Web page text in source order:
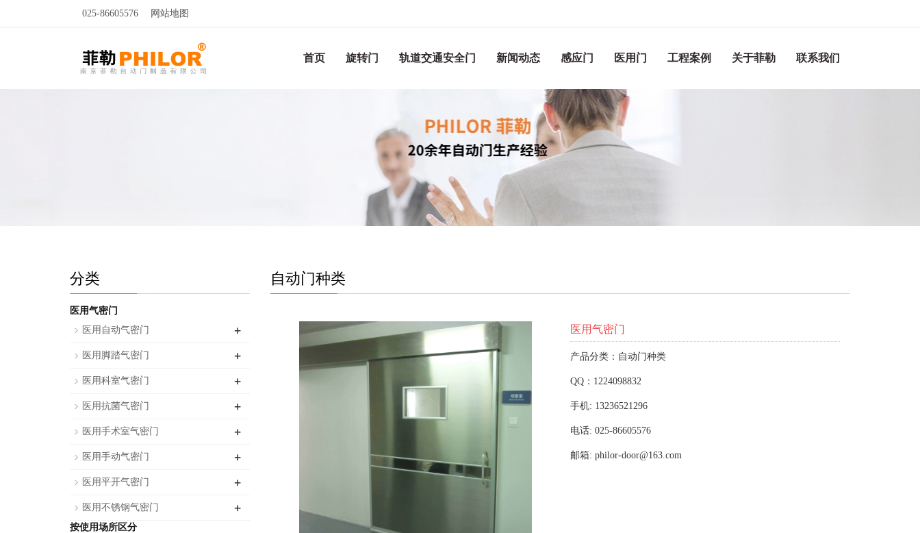
025-86605576 网站地图
首页 旋转门 轨道交通安全门 新闻动态 感应门 医用门 工程案例 关于菲勒 联系我们
自动门种类
医用气密门
产品分类：自动门种类
QQ：1224098832
手机: 13236521296
电话: 025-86605576
邮箱: philor-door@163.com
分类
医用气密门
医用自动气密门
+
医用脚踏气密门 +
医用科室气密门 +
医用抗菌气密门 +
医用手术室气密门 +
医用手动气密门 +
医用平开气密门 +
医用不锈钢气密门 +
按使用场所区分